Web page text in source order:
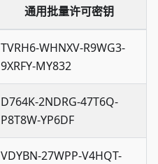
通用批量许可密钥
TVRH6-WHNXV-R9WG3-
9XRFY-MY832
D764K-2NDRG-47T6Q-
P8T8W-YP6DF
VDYBN-27WPP-V4HQT-